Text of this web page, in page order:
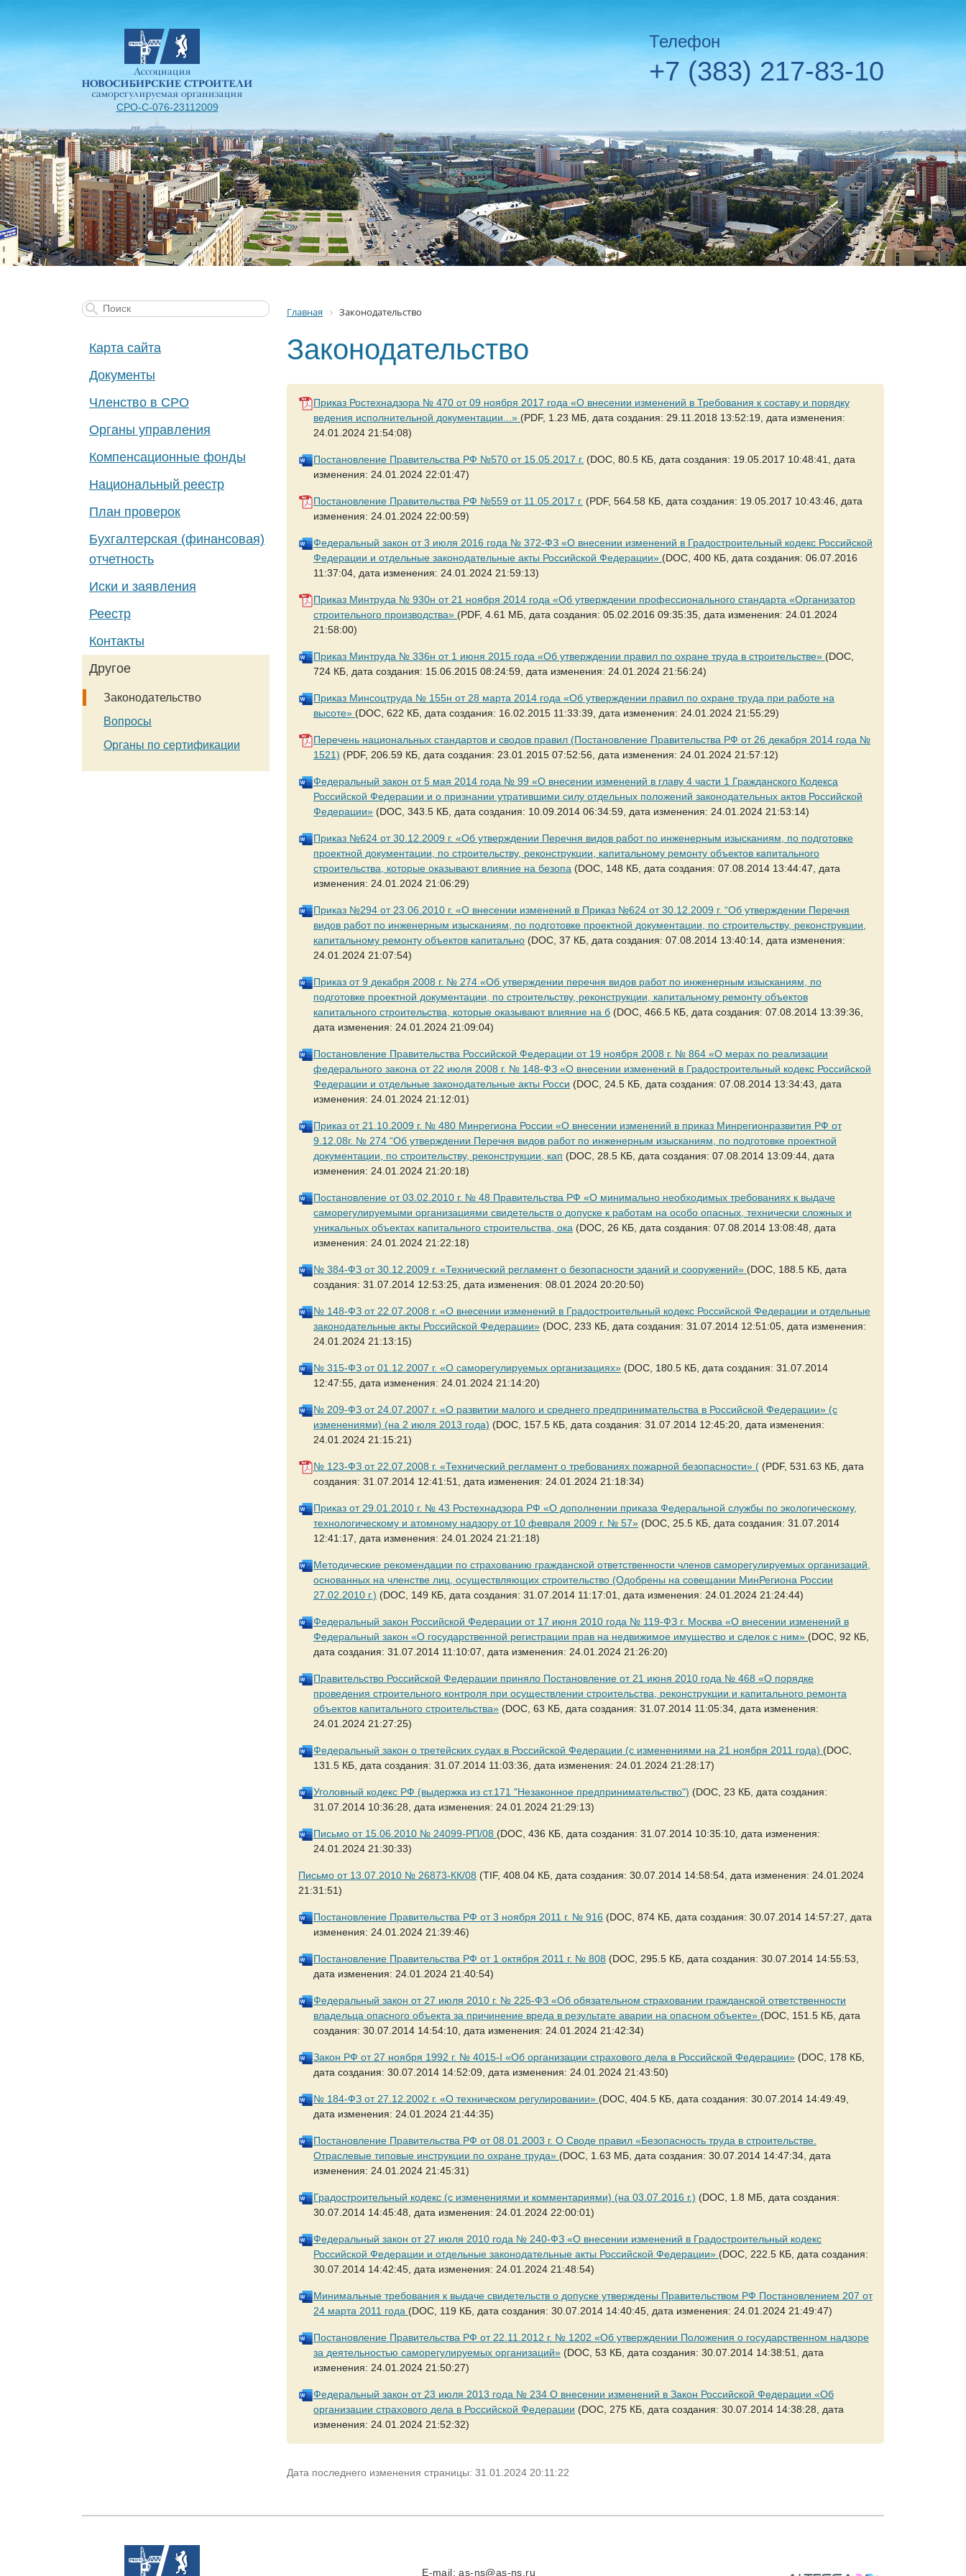
СРО-С-076-23112009
Телефон
+7 (383) 217-83-10
Карта сайта
Документы
Членство в СРО
Органы управления
Компенсационные фонды
Национальный реестр
План проверок
Бухгалтерская (финансовая)
отчетность
Иски и заявления
Реестр
Контакты
Другое
Законодательство
Вопросы
Органы по сертификации
Главная Законодательство
Законодательство
Приказ Ростехнадзора № 470 от 09 ноября 2017 года «О внесении изменений в Требования к составу и порядку
ведения исполнительной документации...» (PDF, 1.23 МБ, дата создания: 29.11.2018 13:52:19, дата изменения:
24.01.2024 21:54:08)
Постановление Правительства РФ №570 от 15.05.2017 г. (DOC, 80.5 КБ, дата создания: 19.05.2017 10:48:41, дата
изменения: 24.01.2024 22:01:47)
Постановление Правительства РФ №559 от 11.05.2017 г. (PDF, 564.58 КБ, дата создания: 19.05.2017 10:43:46, дата
изменения: 24.01.2024 22:00:59)
Федеральный закон от 3 июля 2016 года № 372-ФЗ «О внесении изменений в Градостроительный кодекс Российской
Федерации и отдельные законодательные акты Российской Федерации» (DOC, 400 КБ, дата создания: 06.07.2016
11:37:04, дата изменения: 24.01.2024 21:59:13)
Приказ Минтруда № 930н от 21 ноября 2014 года «Об утверждении профессионального стандарта «Организатор
строительного производства» (PDF, 4.61 МБ, дата создания: 05.02.2016 09:35:35, дата изменения: 24.01.2024
21:58:00)
Приказ Минтруда № 336н от 1 июня 2015 года «Об утверждении правил по охране труда в строительстве» (DOC,
724 КБ, дата создания: 15.06.2015 08:24:59, дата изменения: 24.01.2024 21:56:24)
Приказ Минсоцтруда № 155н от 28 марта 2014 года «Об утверждении правил по охране труда при работе на
высоте» (DOC, 622 КБ, дата создания: 16.02.2015 11:33:39, дата изменения: 24.01.2024 21:55:29)
Перечень национальных стандартов и сводов правил (Постановление Правительства РФ от 26 декабря 2014 года №
1521) (PDF, 206.59 КБ, дата создания: 23.01.2015 07:52:56, дата изменения: 24.01.2024 21:57:12)
Федеральный закон от 5 мая 2014 года № 99 «О внесении изменений в главу 4 части 1 Гражданского Кодекса
Российской Федерации и о признании утратившими силу отдельных положений законодательных актов Российской
Федерации» (DOC, 343.5 КБ, дата создания: 10.09.2014 06:34:59, дата изменения: 24.01.2024 21:53:14)
Приказ №624 от 30.12.2009 г. «Об утверждении Перечня видов работ по инженерным изысканиям, по подготовке
проектной документации, по строительству, реконструкции, капитальному ремонту объектов капитального
строительства, которые оказывают влияние на безопа (DOC, 148 КБ, дата создания: 07.08.2014 13:44:47, дата
изменения: 24.01.2024 21:06:29)
Приказ №294 от 23.06.2010 г. «О внесении изменений в Приказ №624 от 30.12.2009 г. “Об утверждении Перечня
видов работ по инженерным изысканиям, по подготовке проектной документации, по строительству, реконструкции,
капитальному ремонту объектов капитально (DOC, 37 КБ, дата создания: 07.08.2014 13:40:14, дата изменения:
24.01.2024 21:07:54)
Приказ от 9 декабря 2008 г. № 274 «Об утверждении перечня видов работ по инженерным изысканиям, по
подготовке проектной документации, по строительству, реконструкции, капитальному ремонту объектов
капитального строительства, которые оказывают влияние на б (DOC, 466.5 КБ, дата создания: 07.08.2014 13:39:36,
дата изменения: 24.01.2024 21:09:04)
Постановление Правительства Российской Федерации от 19 ноября 2008 г. № 864 «О мерах по реализации
федерального закона от 22 июля 2008 г. № 148-ФЗ «О внесении изменений в Градостроительный кодекс Российской
Федерации и отдельные законодательные акты Росси (DOC, 24.5 КБ, дата создания: 07.08.2014 13:34:43, дата
изменения: 24.01.2024 21:12:01)
Приказ от 21.10.2009 г. № 480 Минрегиона России «О внесении изменений в приказ Минрегионразвития РФ от
9.12.08г. № 274 “Об утверждении Перечня видов работ по инженерным изысканиям, по подготовке проектной
документации, по строительству, реконструкции, кап (DOC, 28.5 КБ, дата создания: 07.08.2014 13:09:44, дата
изменения: 24.01.2024 21:20:18)
Постановление от 03.02.2010 г. № 48 Правительства РФ «О минимально необходимых требованиях к выдаче
саморегулируемыми организациями свидетельств о допуске к работам на особо опасных, технически сложных и
уникальных объектах капитального строительства, ока (DOC, 26 КБ, дата создания: 07.08.2014 13:08:48, дата
изменения: 24.01.2024 21:22:18)
№ 384-ФЗ от 30.12.2009 г. «Технический регламент о безопасности зданий и сооружений» (DOC, 188.5 КБ, дата
создания: 31.07.2014 12:53:25, дата изменения: 08.01.2024 20:20:50)
№ 148-ФЗ от 22.07.2008 г. «О внесении изменений в Градостроительный кодекс Российской Федерации и отдельные
законодательные акты Российской Федерации» (DOC, 233 КБ, дата создания: 31.07.2014 12:51:05, дата изменения:
24.01.2024 21:13:15)
№ 315-ФЗ от 01.12.2007 г. «О саморегулируемых организациях» (DOC, 180.5 КБ, дата создания: 31.07.2014
12:47:55, дата изменения: 24.01.2024 21:14:20)
№ 209-ФЗ от 24.07.2007 г. «О развитии малого и среднего предпринимательства в Российской Федерации» (с
изменениями) (на 2 июля 2013 года) (DOC, 157.5 КБ, дата создания: 31.07.2014 12:45:20, дата изменения:
24.01.2024 21:15:21)
№ 123-ФЗ от 22.07.2008 г. «Технический регламент о требованиях пожарной безопасности» ( (PDF, 531.63 КБ, дата
создания: 31.07.2014 12:41:51, дата изменения: 24.01.2024 21:18:34)
Приказ от 29.01.2010 г. № 43 Ростехнадзора РФ «О дополнении приказа Федеральной службы по экологическому,
технологическому и атомному надзору от 10 февраля 2009 г. № 57» (DOC, 25.5 КБ, дата создания: 31.07.2014
12:41:17, дата изменения: 24.01.2024 21:21:18)
Методические рекомендации по страхованию гражданской ответственности членов саморегулируемых организаций,
основанных на членстве лиц, осуществляющих строительство (Одобрены на совещании МинРегиона России
27.02.2010 г.) (DOC, 149 КБ, дата создания: 31.07.2014 11:17:01, дата изменения: 24.01.2024 21:24:44)
Федеральный закон Российской Федерации от 17 июня 2010 года № 119-ФЗ г. Москва «О внесении изменений в
Федеральный закон «О государственной регистрации прав на недвижимое имущество и сделок с ним» (DOC, 92 КБ,
дата создания: 31.07.2014 11:10:07, дата изменения: 24.01.2024 21:26:20)
Правительство Российской Федерации приняло Постановление от 21 июня 2010 года № 468 «О порядке
проведения строительного контроля при осуществлении строительства, реконструкции и капитального ремонта
объектов капитального строительства» (DOC, 63 КБ, дата создания: 31.07.2014 11:05:34, дата изменения:
24.01.2024 21:27:25)
Федеральный закон о третейских судах в Российской Федерации (с изменениями на 21 ноября 2011 года) (DOC,
131.5 КБ, дата создания: 31.07.2014 11:03:36, дата изменения: 24.01.2024 21:28:17)
Уголовный кодекс РФ (выдержка из ст.171 "Незаконное предпринимательство") (DOC, 23 КБ, дата создания:
31.07.2014 10:36:28, дата изменения: 24.01.2024 21:29:13)
Письмо от 15.06.2010 № 24099-РП/08 (DOC, 436 КБ, дата создания: 31.07.2014 10:35:10, дата изменения:
24.01.2024 21:30:33)
Письмо от 13.07.2010 № 26873-КК/08 (TIF, 408.04 КБ, дата создания: 30.07.2014 14:58:54, дата изменения: 24.01.2024
21:31:51)
Постановление Правительства РФ от 3 ноября 2011 г. № 916 (DOC, 874 КБ, дата создания: 30.07.2014 14:57:27, дата
изменения: 24.01.2024 21:39:46)
Постановление Правительства РФ от 1 октября 2011 г. № 808 (DOC, 295.5 КБ, дата создания: 30.07.2014 14:55:53,
дата изменения: 24.01.2024 21:40:54)
Федеральный закон от 27 июля 2010 г. № 225-ФЗ «Об обязательном страховании гражданской ответственности
владельца опасного объекта за причинение вреда в результате аварии на опасном объекте» (DOC, 151.5 КБ, дата
создания: 30.07.2014 14:54:10, дата изменения: 24.01.2024 21:42:34)
Закон РФ от 27 ноября 1992 г. № 4015-I «Об организации страхового дела в Российской Федерации» (DOC, 178 КБ,
дата создания: 30.07.2014 14:52:09, дата изменения: 24.01.2024 21:43:50)
№ 184-ФЗ от 27.12.2002 г. «О техническом регулировании» (DOC, 404.5 КБ, дата создания: 30.07.2014 14:49:49,
дата изменения: 24.01.2024 21:44:35)
Постановление Правительства РФ от 08.01.2003 г. О Своде правил «Безопасность труда в строительстве.
Отраслевые типовые инструкции по охране труда» (DOC, 1.63 МБ, дата создания: 30.07.2014 14:47:34, дата
изменения: 24.01.2024 21:45:31)
Градостроительный кодекс (с изменениями и комментариями) (на 03.07.2016 г.) (DOC, 1.8 МБ, дата создания:
30.07.2014 14:45:48, дата изменения: 24.01.2024 22:00:01)
Федеральный закон от 27 июля 2010 года № 240-ФЗ «О внесении изменений в Градостроительный кодекс
Российской Федерации и отдельные законодательные акты Российской Федерации» (DOC, 222.5 КБ, дата создания:
30.07.2014 14:42:45, дата изменения: 24.01.2024 21:48:54)
Минимальные требования к выдаче свидетельств о допуске утверждены Правительством РФ Постановлением 207 от
24 марта 2011 года (DOC, 119 КБ, дата создания: 30.07.2014 14:40:45, дата изменения: 24.01.2024 21:49:47)
Постановление Правительства РФ от 22.11.2012 г. № 1202 «Об утверждении Положения о государственном надзоре
за деятельностью саморегулируемых организаций» (DOC, 53 КБ, дата создания: 30.07.2014 14:38:51, дата
изменения: 24.01.2024 21:50:27)
Федеральный закон от 23 июля 2013 года № 234 О внесении изменений в Закон Российской Федерации «Об
организации страхового дела в Российской Федерации (DOC, 275 КБ, дата создания: 30.07.2014 14:38:28, дата
изменения: 24.01.2024 21:52:32)
Дата последнего изменения страницы: 31.01.2024 20:11:22
E-mail:as-ns@as-ns.ru